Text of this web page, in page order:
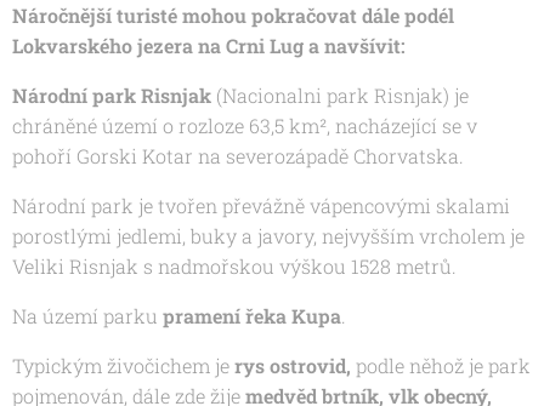
Náročnější turisté mohou pokračovat dále podél
Lokvarského jezera na Crni Lug a navšívit:
Národní park Risnjak (Nacionalni park Risnjak) je
chráněné území o rozloze 63,5 km², nacházející se v
pohoří Gorski Kotar na severozápadě Chorvatska.
Národní park je tvořen převážně vápencovými skalami
porostlými jedlemi, buky a javory, nejvyšším vrcholem je
Veliki Risnjak s nadmořskou výškou 1528 metrů.
Na území parku pramení řeka Kupa.
Typickým živočichem jerys ostrovid, podle něhož je park
pojmenován, dále zde žijemedvěd brtník, vlk obecný,